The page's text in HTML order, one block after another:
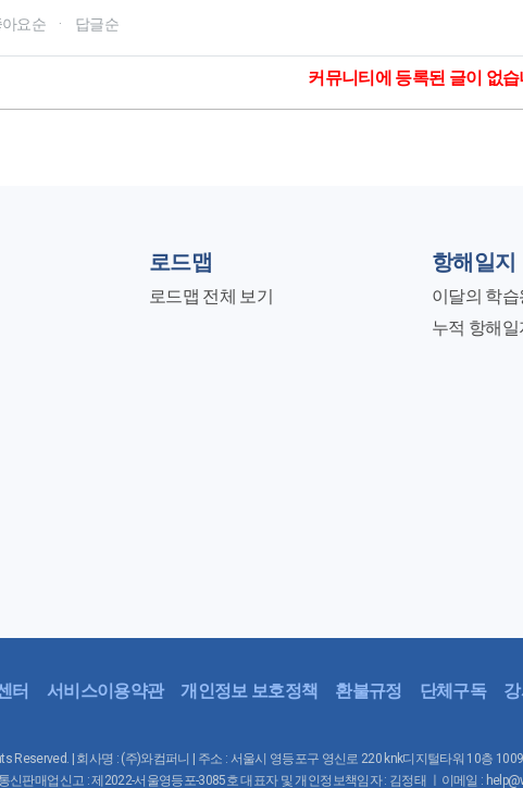
아요순 · 답글순
커뮤니티에 등록된 글이 없습
로드맵
로드맵 전체 보기
항해일지
이달의 학습
누적 항해일
터 서비스이용약관 개인정보 보호정책 환불규정 단체구독
Reserved. | 회사명 : (주)와컴퍼니 | 주소 : 서울시 영등포구 영신로 220 knk디지털타워 10층
신판매업신고 : 제2022-서울영등포-3085호 대표자 및 개인정보책임자 : 김정태 ㅣ이메일 :